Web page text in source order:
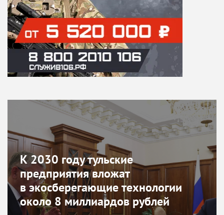
К 2030 году тульские
предприятия вложат
в экосберегающие технологии
около 8 миллиардов рублей